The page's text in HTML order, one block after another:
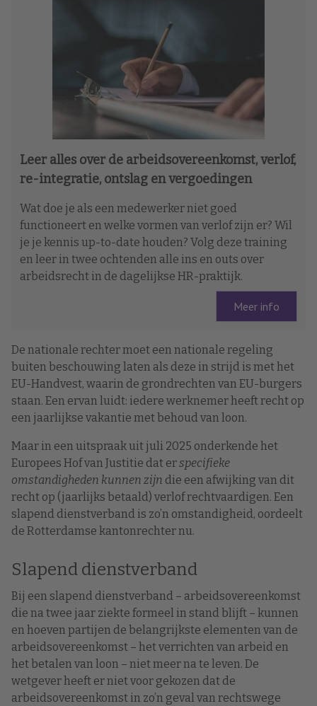
Leer alles over de arbeidsovereenkomst, verlof,
re-integratie, ontslag en vergoedingen
Wat doe je als een medewerker niet goed
functioneert en welke vormen van verlof zijn er? Wil
je je kennis up-to-date houden? Volg deze training
en leer in twee ochtenden alle ins en outs over
arbeidsrecht in de dagelijkse HR-praktijk.
Meer info
De nationale rechter moet een nationale regeling
buiten beschouwing laten als deze in strijd is met het
EU-Handvest, waarin de grondrechten van EU-burgers
staan. Een ervan luidt: iedere werknemer heeft recht op
een jaarlijkse vakantie met behoud van loon.
Maar in een uitspraak uit juli 2025 onderkende het
Europees Hof van Justitie dat erspecifieke
omstandigheden kunnen zijn die een afwijking van dit
recht op (jaarlijks betaald) verlof rechtvaardigen. Een
slapend dienstverband is zo’n omstandigheid, oordeelt
de Rotterdamse kantonrechter nu.
Slapend dienstverband
Bij een slapend dienstverband – arbeidsovereenkomst
die na twee jaar ziekte formeel in stand blijft – kunnen
en hoeven partijen de belangrijkste elementen van de
arbeidsovereenkomst – het verrichten van arbeid en
het betalen van loon – niet meer na te leven. De
wetgever heeft er niet voor gekozen dat de
arbeidsovereenkomst in zo’n geval van rechtswege